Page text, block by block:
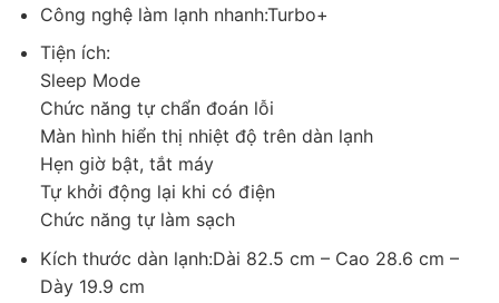
Công nghệ tiết kiệm điện
Công nghệ Inverter giúp máy nén điều chỉnh công suất linh
hoạt theo nhiệt độ phòng, từ đó giảm dao động nhiệt và hạn
chế tiêu thụ điện năng không cần thiết trong quá trình vận
hành.
Chế độ Eco hỗ trợ tối ưu điện năng khi phòng đã đạt mức nhiệt
cài đặt, phù hợp khi sử dụng máy trong thời gian dài như vào
ban đêm hoặc khi nghỉ ngơi.
Công nghệ làm lạnh nhanh:Turbo+
Tiện ích:
Sleep Mode
Chức năng tự chẩn đoán lỗi
Màn hình hiển thị nhiệt độ trên dàn lạnh
Hẹn giờ bật, tắt máy
Tự khởi động lại khi có điện
Chức năng tự làm sạch
Kích thước dàn lạnh:Dài 82.5 cm – Cao 28.6 cm –
Dày 19.9 cm